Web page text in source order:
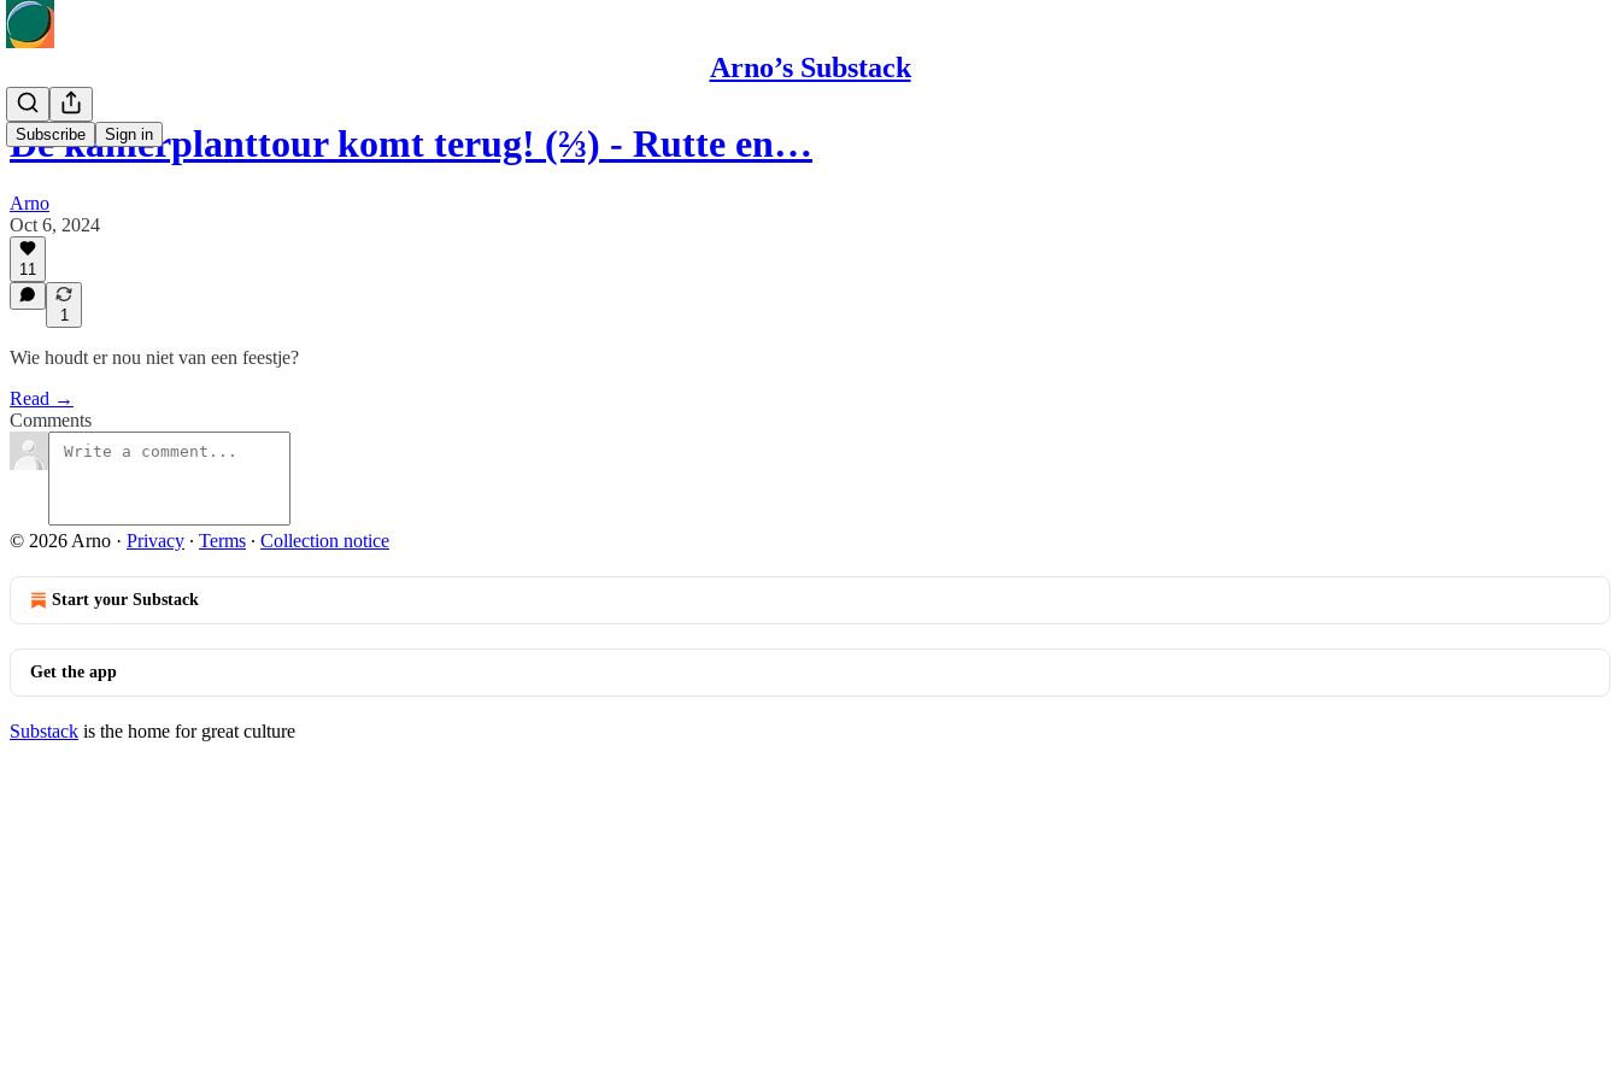
Arno’s Substack
Subscribe Sign in
De kamerplanttour komt terug! (⅔) - Rutte en…
Arno
Oct 6, 2024
11
1
Wie houdt er nou niet van een feestje?
Read →
Comments
© 2026 Arno · Privacy ∙ Terms ∙ Collection notice
Start your Substack
Get the app
Substack is the home for great culture